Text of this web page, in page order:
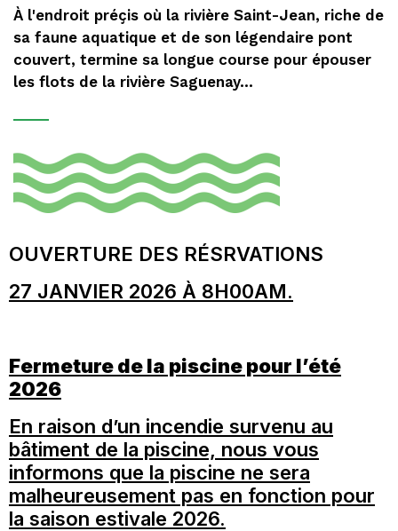
À l'endroit préçis où la rivière Saint-Jean, riche de
sa faune aquatique et de son légendaire pont
couvert, termine sa longue course pour épouser
les flots de la rivière Saguenay...
OUVERTURE DES RÉSRVATIONS
27 JANVIER 2026 À 8H00AM.
Fermeture de la piscine pour l’été
2026
En raison d’un incendie survenu au
bâtiment de la piscine, nous vous
informons que la piscine ne sera
malheureusement pas en fonction pour
la saison estivale 2026.